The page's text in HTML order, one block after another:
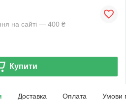
на сайті — 400 ₴
Купити
Доставка Оплата Умови